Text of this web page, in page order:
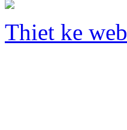
Thiet ke web